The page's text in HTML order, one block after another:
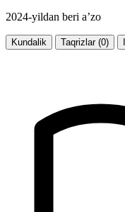
2024-yildan beri a’zo
Kundalik Taqrizlar (0)